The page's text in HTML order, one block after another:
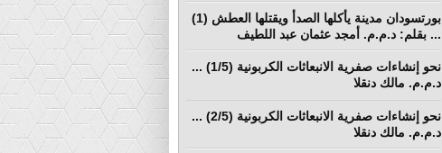
بورتسودان مدينة يأكلها الصدأ ويقتلها العطش (1)
... بقلم: د.م.م. أمجد عثمان عبد اللطيف
نحو إنشاءات صفرية الانبعاثات الكربونية (1/5) ...
د.م.م. مالك دنقلا
نحو إنشاءات صفرية الانبعاثات الكربونية (2/5) ...
د.م.م. مالك دنقلا